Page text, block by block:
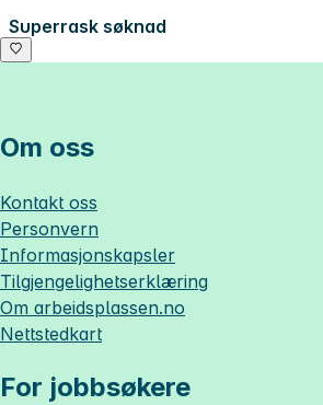
Superrask søknad
Om oss
Kontakt oss
Personvern
Informasjonskapsler
Tilgjengelighetserklæring
Om arbeidsplassen.no
Nettstedkart
For jobbsøkere